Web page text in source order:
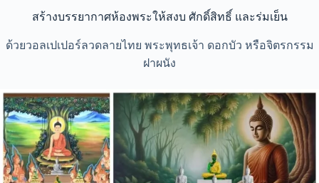
สร้างบรรยากาศห้องพระให้สงบ ศักดิ์สิทธิ์ และร่มเย็น
ด้วยวอลเปเปอร์ลวดลายไทย พระพุทธเจ้า ดอกบัว หรือจิตรกรรม
ฝาผนัง